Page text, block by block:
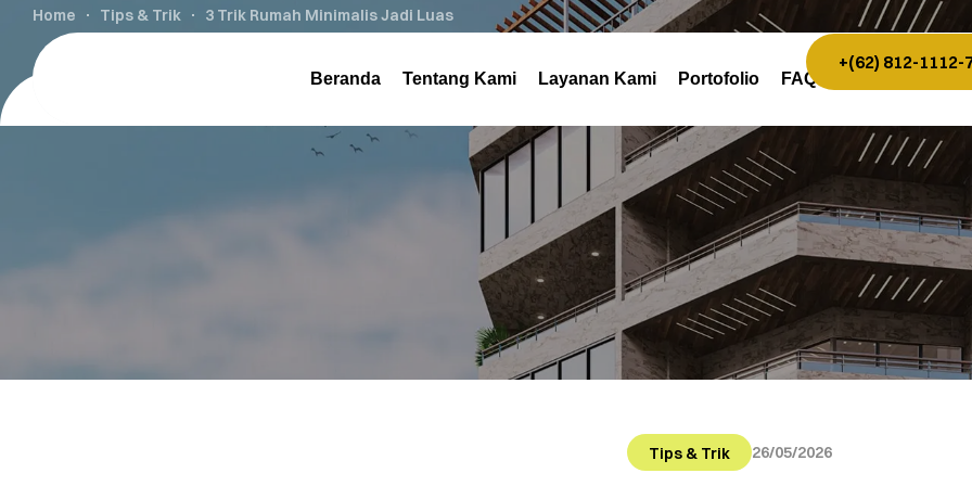
Beranda Tentang Kami Layanan Kami Portofolio FAQ
+(62) 812-1112-
Home Tips & Trik 3 Trik Rumah Minimalis Jadi Luas
Tips & Trik 26/05/2026